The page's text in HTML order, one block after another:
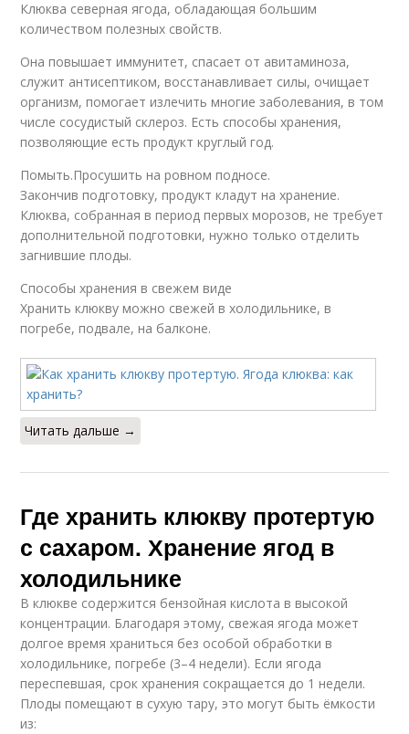
Клюква северная ягода, обладающая большим
количеством полезных свойств.
Она повышает иммунитет, спасает от авитаминоза,
служит антисептиком, восстанавливает силы, очищает
организм, помогает излечить многие заболевания, в том
числе сосудистый склероз. Есть способы хранения,
позволяющие есть продукт круглый год.
Помыть.Просушить на ровном подносе.
Закончив подготовку, продукт кладут на хранение.
Клюква, собранная в период первых морозов, не требует
дополнительной подготовки, нужно только отделить
загнившие плоды.
Способы хранения в свежем виде
Хранить клюкву можно свежей в холодильнике, в
погребе, подвале, на балконе.
Читать дальше →
Где хранить клюкву протертую
с сахаром. Хранение ягод в
холодильнике
В клюкве содержится бензойная кислота в высокой
концентрации. Благодаря этому, свежая ягода может
долгое время храниться без особой обработки в
холодильнике, погребе (3–4 недели). Если ягода
переспевшая, срок хранения сокращается до 1 недели.
Плоды помещают в сухую тару, это могут быть ёмкости
из: